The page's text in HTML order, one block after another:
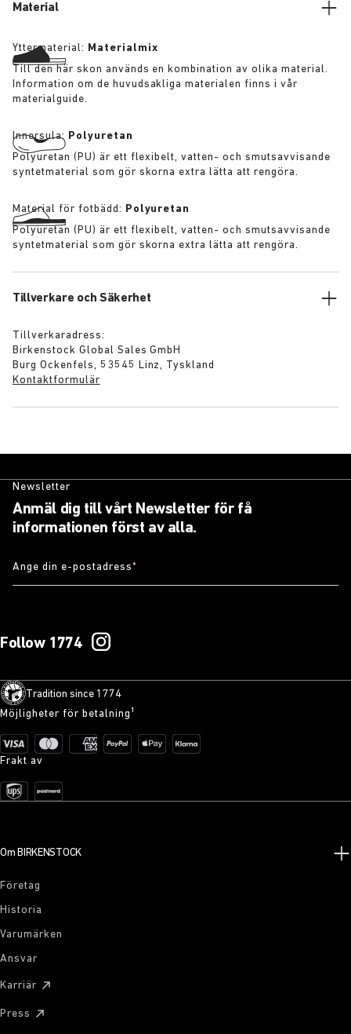
fotbädden har fått ett vattentåligt format.
Material
Yttermaterial: Materialmix
Till den här skon används en kombination av olika material.
Information om de huvudsakliga materialen finns i vår
materialguide.
Innersula: Polyuretan
Polyuretan (PU) är ett flexibelt, vatten- och smutsavvisande
syntetmaterial som gör skorna extra lätta att rengöra.
Material för fotbädd: Polyuretan
Polyuretan (PU) är ett flexibelt, vatten- och smutsavvisande
syntetmaterial som gör skorna extra lätta att rengöra.
Tillverkare och Säkerhet
Tillverkaradress:
Birkenstock Global Sales GmbH
Burg Ockenfels, 53545 Linz, Tyskland
Kontaktformulär
Newsletter
Anmäl dig till vårt Newsletter för få
informationen först av alla.
Ange din e-postadress*
Follow 1774
Tradition since 1774
Möjligheter för betalning¹
Frakt av
Om BIRKENSTOCK
Företag
Historia
Varumärken
Ansvar
Karriär
Press